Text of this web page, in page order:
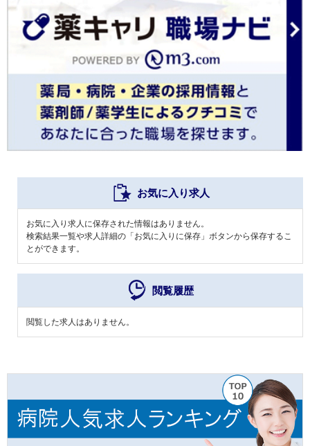
お気に入り求人
お気に入り求人に保存された情報はありません。
検索結果一覧や求人詳細の「お気に入りに保存」ボタンから保存するこ
とができます。
閲覧履歴
閲覧した求人はありません。